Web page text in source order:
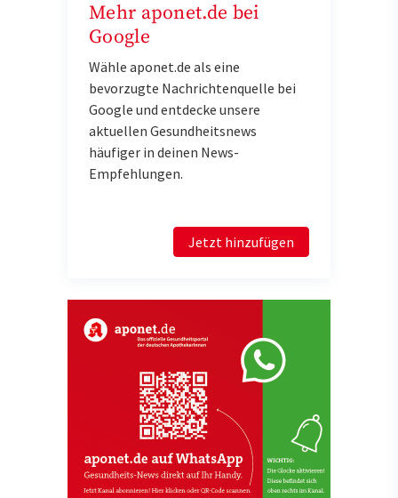
Mehr aponet.de bei
Google
Wähle aponet.de als eine
bevorzugte Nachrichtenquelle bei
Google und entdecke unsere
aktuellen Gesundheitsnews
häufiger in deinen News-
Empfehlungen.
Jetzt hinzufügen